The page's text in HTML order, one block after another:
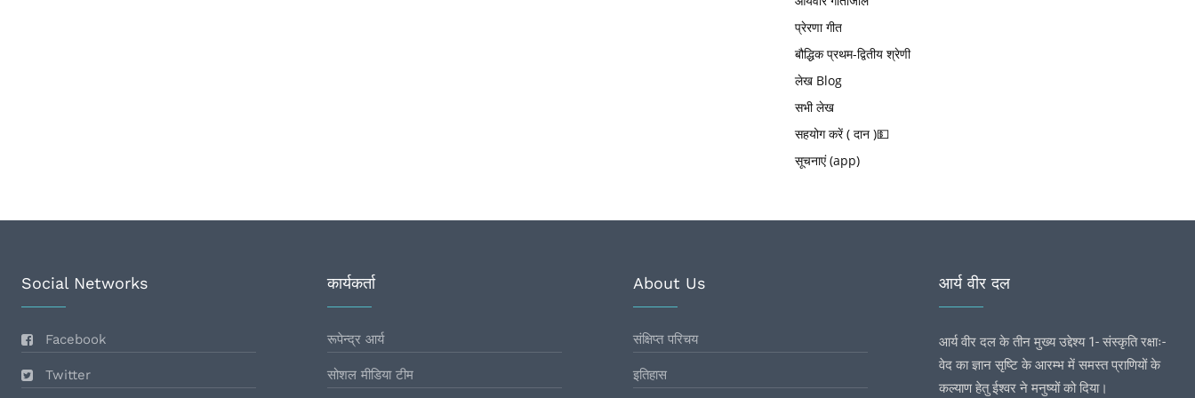
प्रेरणा गीत
बौद्धिक प्रथम-द्वितीय श्रेणी
लेख Blog
सभी लेख
सहयोग करें ( दान )💵
सूचनाएं (app)
Social Networks
Facebook
Twitter
कार्यकर्ता
रूपेन्द्र आर्य
सोशल मीडिया टीम
About Us
संक्षिप्त परिचय
इतिहास
आर्य वीर दल
आर्य वीर दल के तीन मुख्य उद्देश्य 1- संस्कृति रक्षाः-
वेद का ज्ञान सृष्टि के आरम्भ में समस्त प्राणियों के
कल्याण हेतु ईश्वर ने मनुष्यों को दिया।